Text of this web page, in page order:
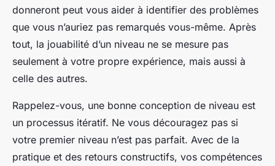
donneront peut vous aider à identifier des problèmes
que vous n’auriez pas remarqués vous-même. Après
tout, la jouabilité d’un niveau ne se mesure pas
seulement à votre propre expérience, mais aussi à
celle des autres.
Rappelez-vous, une bonne conception de niveau est
un processus itératif. Ne vous découragez pas si
votre premier niveau n’est pas parfait. Avec de la
pratique et des retours constructifs, vos compétences